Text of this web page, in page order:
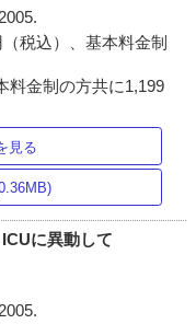
税込）、基本料金制
料金制の方共に1,199
見る
に異動して